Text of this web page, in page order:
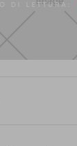
DI LETTURA: